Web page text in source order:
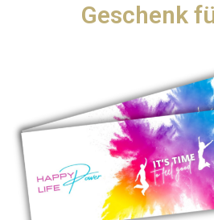
Geschenk